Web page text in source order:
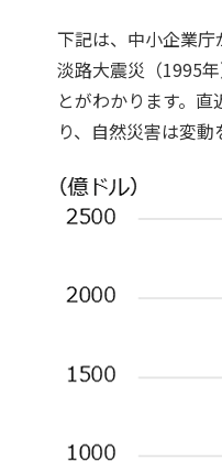
下記は、中小企業
淡路大震災（1995
とがわかります。
り、自然災害は変